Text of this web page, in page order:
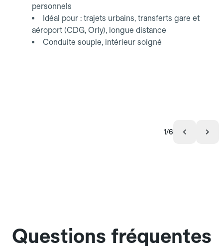
personnels
Idéal pour : trajets urbains, transferts gare et
aéroport (CDG, Orly), longue distance
Conduite souple, intérieur soigné
1/6
Questions fréquentes